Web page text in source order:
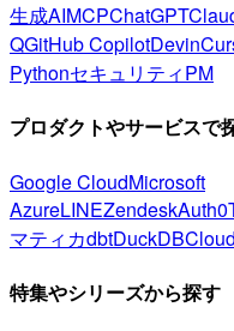
生成AIMCPChatGPT
QGitHub CopilotDevin
PythonセキュリティPM
プロダクトやサービスで
Google CloudMicrosoft
AzureLINEZendeskAuth0
マティカdbtDuckDB
特集やシリーズから探す